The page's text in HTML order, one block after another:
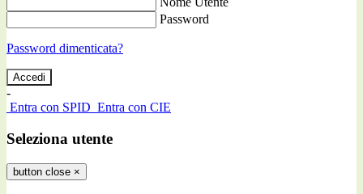
Password
Password dimenticata?
-
Entra con SPID Entra con CIE
Seleziona utente
button close ×